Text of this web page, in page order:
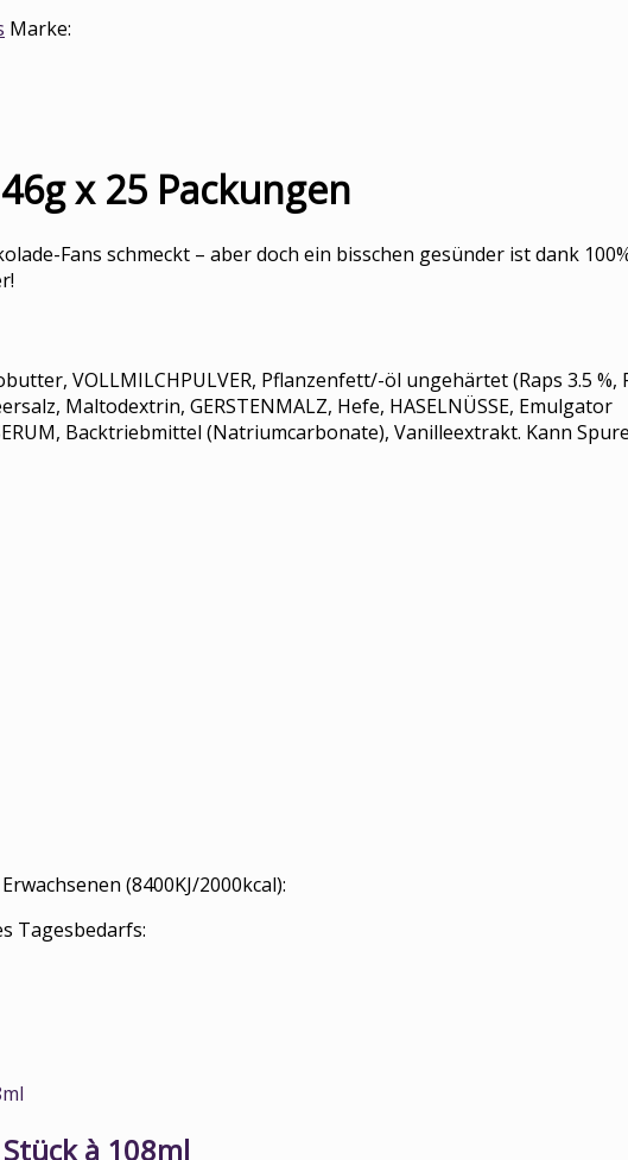
Marke:
x 25 Packungen
Fans schmeckt – aber doch ein bisschen gesünder ist dank
VOLLMILCHPULVER, Pflanzenfett/-öl ungehärtet (Raps 3.5 %,
Maltodextrin, GERSTENMALZ, Hefe, HASELNÜSSE, Emulgator
Backtriebmittel (Natriumcarbonate), Vanilleextrakt. Kann
(8400KJ/2000kcal):
Tagesbedarfs:
à 108ml